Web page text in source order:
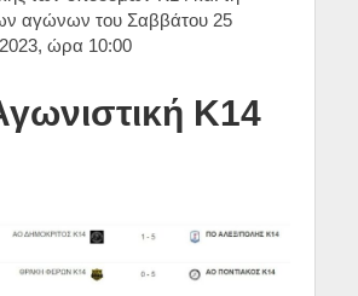
αγώνων του Σαββάτου 25
ώρα 10:00
Κ14